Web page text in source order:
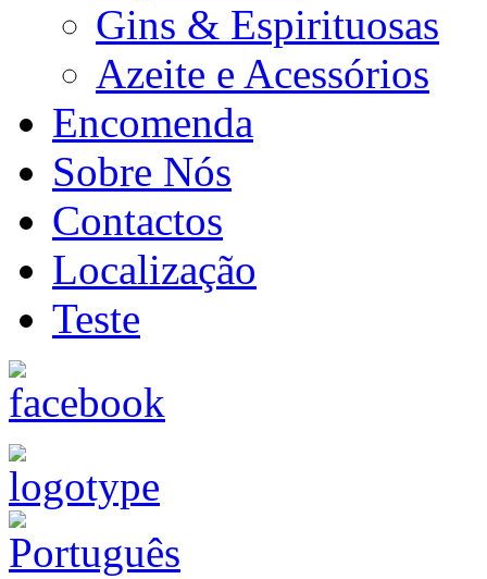
Gins & Espirituosas
Azeite e Acessórios
Encomenda
Sobre Nós
Contactos
Localização
Teste